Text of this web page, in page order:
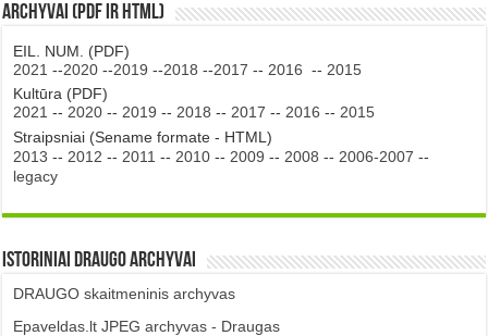
Archyvai (PDF ir HTML)
EIL. NUM. (PDF)
2021 --2020 --2019 --2018 --2017 -- 2016 -- 2015
Kultūra (PDF)
2021 -- 2020 -- 2019 -- 2018 -- 2017 -- 2016 -- 2015
Straipsniai (Sename formate - HTML)
2013 -- 2012 -- 2011 -- 2010 -- 2009 -- 2008 -- 2006-2007 --
legacy
Istoriniai DRAUGO Archyvai
DRAUGO skaitmeninis archyvas
Epaveldas.lt JPEG archyvas - Draugas